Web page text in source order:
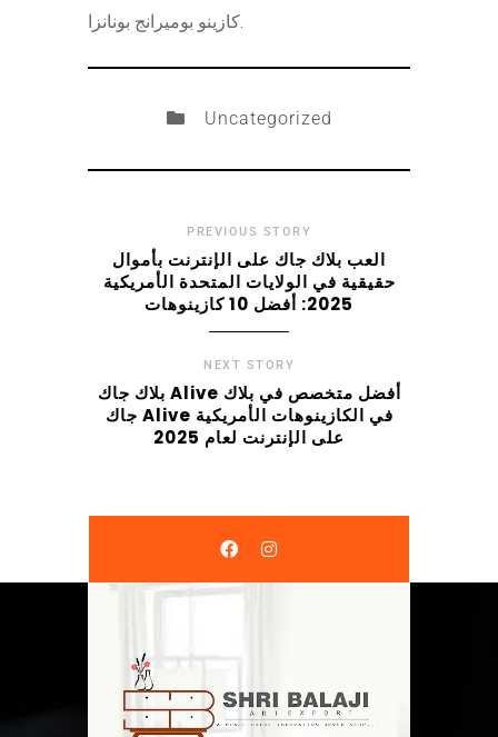
Uncategorized
PREVIOUS STORY
العب بلاك جاك على الإنترنت بأموال
حقيقية في الولايات المتحدة الأمريكية
2025: أفضل 10 كازينوهات
NEXT STORY
بلاك جاك Alive أفضل متخصص في بلاك
جاك Alive في الكازينوهات الأمريكية
على الإنترنت لعام 2025